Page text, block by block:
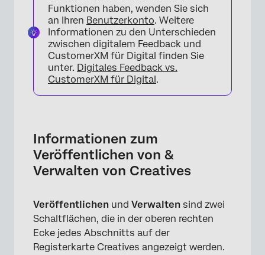
Creative veröffentlichen
Creative
FAQs
Funktionen haben, wenden Sie sich
an Ihren Benutzerkonto. Weitere
Informationen zu den Unterschieden
zwischen digitalem Feedback und
CustomerXM für Digital finden Sie
unter. Digitales Feedback vs.
CustomerXM für Digital.
Informationen zum
Veröffentlichen von &
Verwalten von Creatives
Veröffentlichen und Verwalten sind zwei
Schaltflächen, die in der oberen rechten
Ecke jedes Abschnitts auf der
Registerkarte Creatives angezeigt werden.